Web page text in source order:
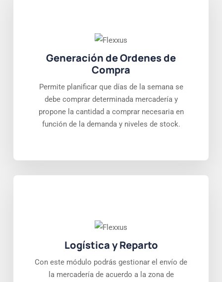
Generación de Ordenes de
Compra
Permite planificar que días de la semana se
debe comprar determinada mercadería y
propone la cantidad a comprar necesaria en
función de la demanda y niveles de stock.
Logística y Reparto
Con este módulo podrás gestionar el envío de
la mercadería de acuerdo a la zona de